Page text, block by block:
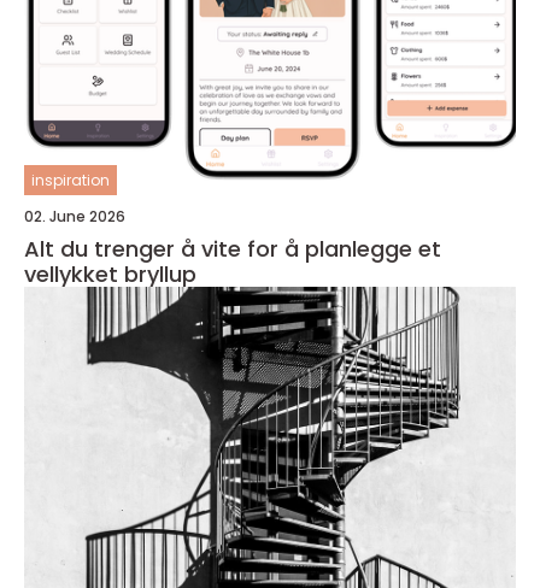
inspiration
02. June 2026
Alt du trenger å vite for å planlegge et
vellykket bryllup